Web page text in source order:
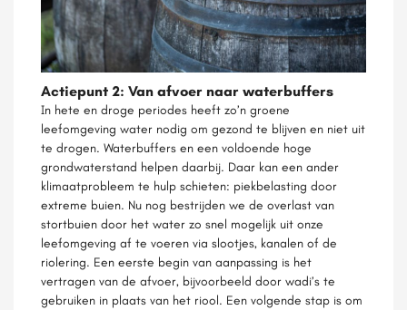
Actiepunt 2: Van afvoer naar waterbuffers
In hete en droge periodes heeft zo’n groene
leefomgeving water nodig om gezond te blijven en niet uit
te drogen. Waterbuffers en een voldoende hoge
grondwaterstand helpen daarbij. Daar kan een ander
klimaatprobleem te hulp schieten: piekbelasting door
extreme buien. Nu nog bestrijden we de overlast van
stortbuien door het water zo snel mogelijk uit onze
leefomgeving af te voeren via slootjes, kanalen of de
riolering. Een eerste begin van aanpassing is het
vertragen van de afvoer, bijvoorbeeld door wadi’s te
gebruiken in plaats van het riool. Een volgende stap is om